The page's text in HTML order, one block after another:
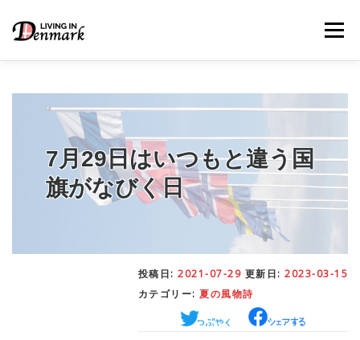
メニュー
LIFE TIPS– 生活便利帳
STUDY– 留学関連情報
WORK– デンマークの働き方
– 日本人の考察
7月29日はいつもと違う国
旗がなびく日
投稿日: 2021-07-29 更新日: 2023-03-15
カテゴリー: 夏の風物詩